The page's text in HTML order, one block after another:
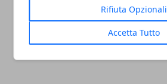
Rifiuta Opzionali
Accetta Tutto
PULITORE COORDINATORE